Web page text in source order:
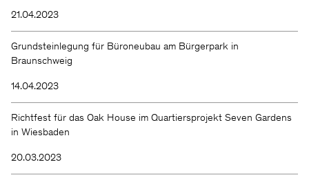
21.04.2023
Grundsteinlegung für Büroneubau am Bürgerpark in
Braunschweig
14.04.2023
Richtfest für das Oak House im Quartiersprojekt Seven Gardens
in Wiesbaden
20.03.2023